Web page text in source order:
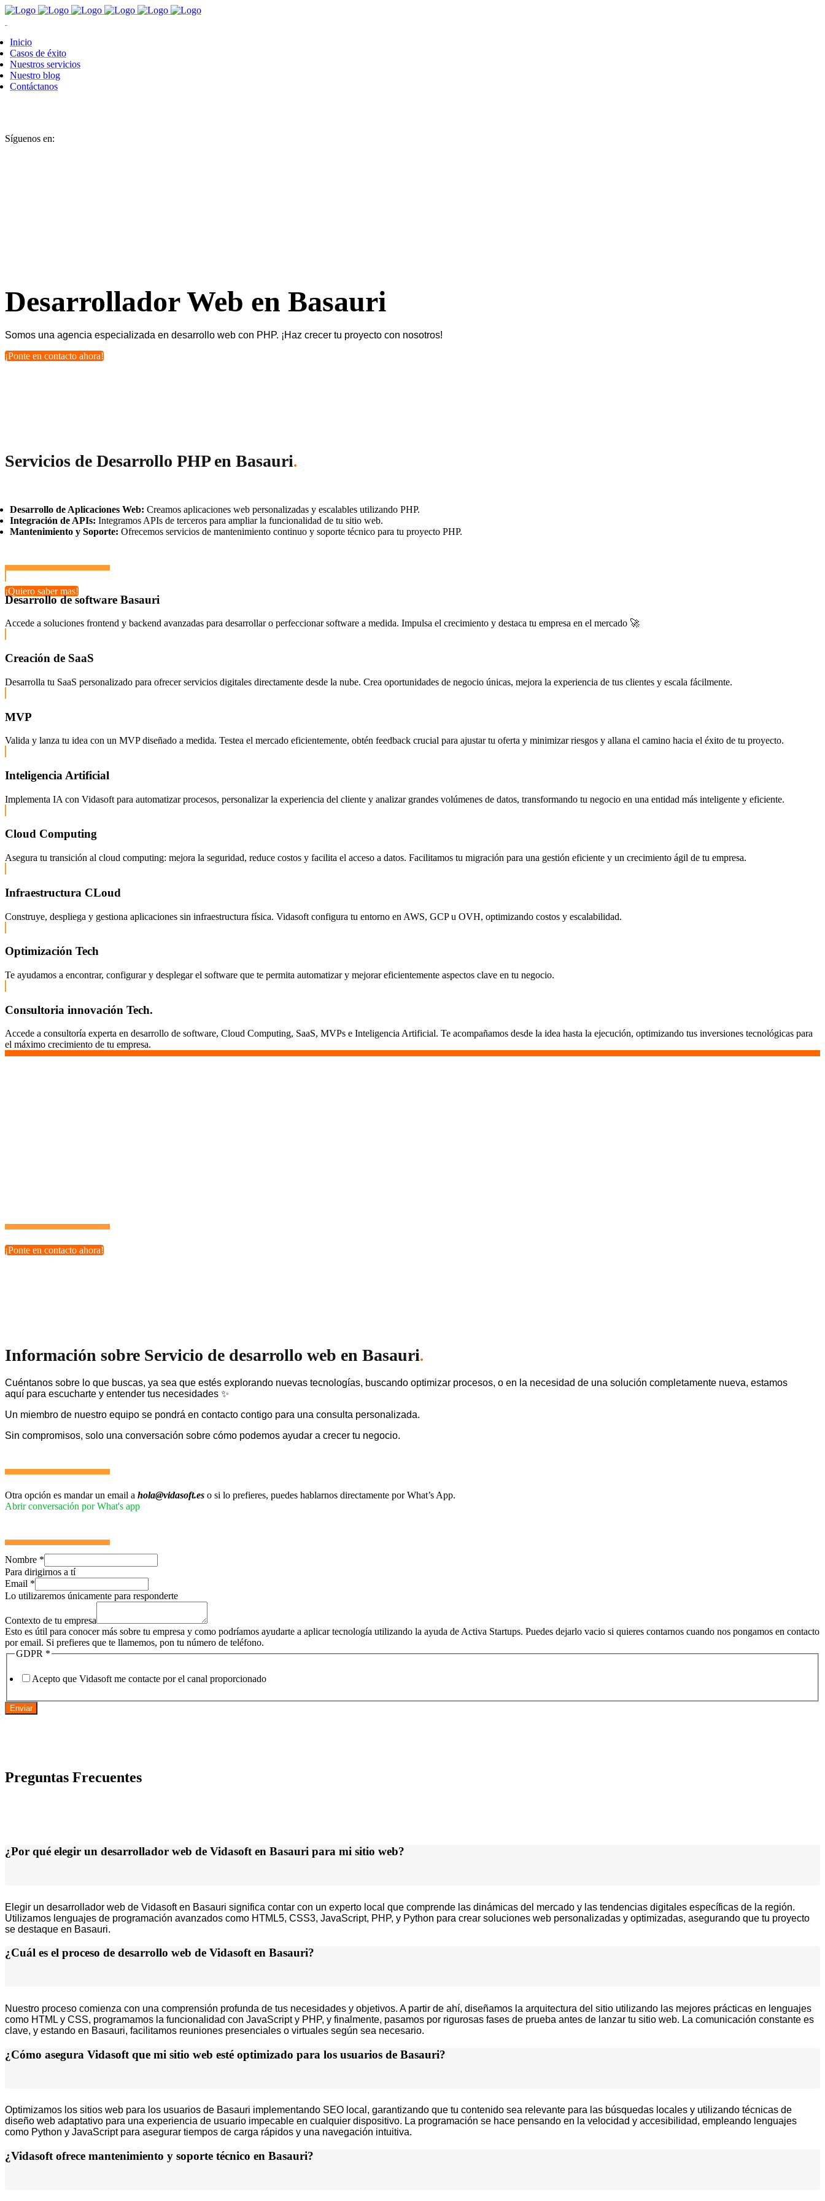
Inicio
Casos de éxito
Nuestros servicios
Nuestro blog
Contáctanos
Síguenos en:
Desarrollador Web en Basauri
Somos una agencia especializada en desarrollo web con PHP. ¡Haz crecer tu proyecto con nosotros!
¡Ponte en contacto ahora!
Servicios de Desarrollo PHP en Basauri.
Desarrollo de Aplicaciones Web: Creamos aplicaciones web personalizadas y escalables utilizando PHP.
Integración de APIs: Integramos APIs de terceros para ampliar la funcionalidad de tu sitio web.
Mantenimiento y Soporte: Ofrecemos servicios de mantenimiento continuo y soporte técnico para tu proyecto PHP.
¡Quiero saber mas!
Desarrollo de software Basauri
Accede a soluciones frontend y backend avanzadas para desarrollar o perfeccionar software a medida. Impulsa el crecimiento y destaca tu empresa en el mercado 🚀
Creación de SaaS
Desarrolla tu SaaS personalizado para ofrecer servicios digitales directamente desde la nube. Crea oportunidades de negocio únicas, mejora la experiencia de tus clientes y escala fácilmente.
MVP
Valida y lanza tu idea con un MVP diseñado a medida. Testea el mercado eficientemente, obtén feedback crucial para ajustar tu oferta y minimizar riesgos y allana el camino hacia el éxito de tu proyecto.
Inteligencia Artificial
Implementa IA con Vidasoft para automatizar procesos, personalizar la experiencia del cliente y analizar grandes volúmenes de datos, transformando tu negocio en una entidad más inteligente y eficiente.
Cloud Computing
Asegura tu transición al cloud computing: mejora la seguridad, reduce costos y facilita el acceso a datos. Facilitamos tu migración para una gestión eficiente y un crecimiento ágil de tu empresa.
Infraestructura CLoud
Construye, despliega y gestiona aplicaciones sin infraestructura física. Vidasoft configura tu entorno en AWS, GCP u OVH, optimizando costos y escalabilidad.
Optimización Tech
Te ayudamos a encontrar, configurar y desplegar el software que te permita automatizar y mejorar eficientemente aspectos clave en tu negocio.
Consultoria innovación Tech.
Accede a consultoría experta en desarrollo de software, Cloud Computing, SaaS, MVPs e Inteligencia Artificial. Te acompañamos desde la idea hasta la ejecución, optimizando tus inversiones tecnológicas para
el máximo crecimiento de tu empresa.
¡Ponte en contacto ahora!
Información sobre Servicio de desarrollo web en Basauri.
Cuéntanos sobre lo que buscas, ya sea que estés explorando nuevas tecnologías, buscando optimizar procesos, o en la necesidad de una solución completamente nueva, estamos
aquí para escucharte y entender tus necesidades ✨
Un miembro de nuestro equipo se pondrá en contacto contigo para una consulta personalizada.
Sin compromisos, solo una conversación sobre cómo podemos ayudar a crecer tu negocio.
Otra opción es mandar un email a hola@vidasoft.es o si lo prefieres, puedes hablarnos directamente por What’s App.
Abrir conversación por What's app
Nombre *
Para dirigirnos a tí
Email *
Lo utilizaremos únicamente para responderte
Contexto de tu empresa
Esto es útil para conocer más sobre tu empresa y como podríamos ayudarte a aplicar tecnología utilizando la ayuda de Activa Startups. Puedes dejarlo vacio si quieres contarnos cuando nos pongamos en contacto
por email. Si prefieres que te llamemos, pon tu número de teléfono.
GDPR *
Acepto que Vidasoft me contacte por el canal proporcionado
Enviar
Preguntas Frecuentes
¿Por qué elegir un desarrollador web de Vidasoft en Basauri para mi sitio web?
Elegir un desarrollador web de Vidasoft en Basauri significa contar con un experto local que comprende las dinámicas del mercado y las tendencias digitales específicas de la región.
Utilizamos lenguajes de programación avanzados como HTML5, CSS3, JavaScript, PHP, y Python para crear soluciones web personalizadas y optimizadas, asegurando que tu proyecto
se destaque en Basauri.
¿Cuál es el proceso de desarrollo web de Vidasoft en Basauri?
Nuestro proceso comienza con una comprensión profunda de tus necesidades y objetivos. A partir de ahí, diseñamos la arquitectura del sitio utilizando las mejores prácticas en lenguajes
como HTML y CSS, programamos la funcionalidad con JavaScript y PHP, y finalmente, pasamos por rigurosas fases de prueba antes de lanzar tu sitio web. La comunicación constante es
clave, y estando en Basauri, facilitamos reuniones presenciales o virtuales según sea necesario.
¿Cómo asegura Vidasoft que mi sitio web esté optimizado para los usuarios de Basauri?
Optimizamos los sitios web para los usuarios de Basauri implementando SEO local, garantizando que tu contenido sea relevante para las búsquedas locales y utilizando técnicas de
diseño web adaptativo para una experiencia de usuario impecable en cualquier dispositivo. La programación se hace pensando en la velocidad y accesibilidad, empleando lenguajes
como Python y JavaScript para asegurar tiempos de carga rápidos y una navegación intuitiva.
¿Vidasoft ofrece mantenimiento y soporte técnico en Basauri?